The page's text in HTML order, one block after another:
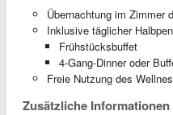
Übernachtung im Zimmer
Inklusive täglicher
Frühstücksbuffet
4-Gang-Dinner oder
Freie Nutzung des
Zusätzliche Informationen